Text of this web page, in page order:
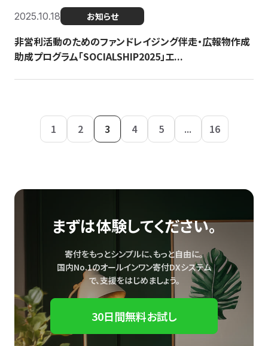
2025.10.18 お知らせ
非営利活動のためのファンドレイジング伴走・広報物作成
助成プログラム「SOCIALSHIP2025」エ...
1 2 3 4 5 ... 16
まずは体験してください。
寄付をもっとシンプルに、もっと自由に。
国内No.1のオールインワン寄付DXシステム
で、支援をはじめましょう。
30日間無料お試し